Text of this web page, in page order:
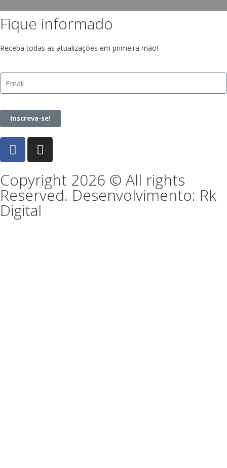
Fique informado
Receba todas as atualizações em primeira mão!
Inscreva-se!
Copyright 2026 © All rights
Reserved. Desenvolvimento: Rk
Digital